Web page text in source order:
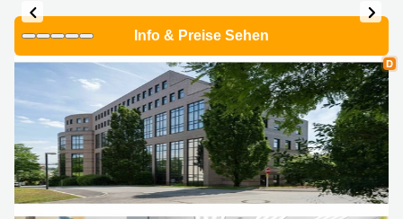
Info & Preise Sehen